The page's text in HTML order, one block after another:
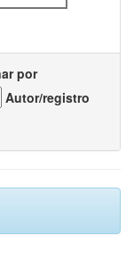
por
Autor/registro